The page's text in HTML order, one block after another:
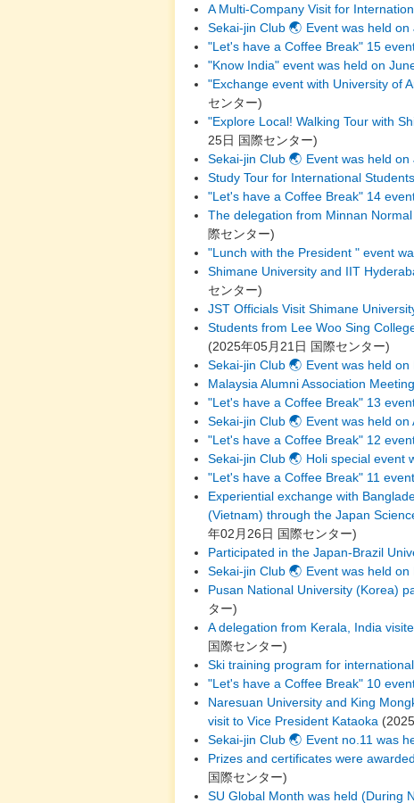
A Multi-Company Visit for
Sekai-jin Club 🌏 Event was held on
"Let's have a Coffee Break" 15
"Know India" event was held on
"Exchange event with University of
センター)
"Explore Local! Walking Tour with
25日 国際センター)
Sekai-jin Club 🌏 Event was held on
Study Tour for International
"Let's have a Coffee Break" 14
The delegation from Minnan
際センター)
"Lunch with the President " event
Shimane University and IIT
センター)
JST Officials Visit Shimane
Students from Lee Woo Sing
(2025年05月21日 国際センター)
Sekai-jin Club 🌏 Event was held on
Malaysia Alumni Association
"Let's have a Coffee Break" 13
Sekai-jin Club 🌏 Event was held on
"Let's have a Coffee Break" 12
Sekai-jin Club 🌏 Holi special event
"Let's have a Coffee Break" 11
Experiential exchange with
(Vietnam) through the Japan
年02月26日 国際センター)
Participated in the Japan-Brazil
Sekai-jin Club 🌏 Event was held on
Pusan National University (Korea)
ター)
A delegation from Kerala, India
国際センター)
Ski training program for
"Let's have a Coffee Break" 10
Naresuan University and King
visit to Vice President Kataoka (
Sekai-jin Club 🌏 Event no.11 was
Prizes and certificates were
国際センター)
SU Global Month was held (During